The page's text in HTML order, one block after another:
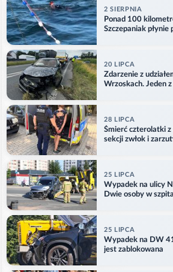
2 SIERPNIA
Ponad 100
Szczepaniak płynie
20 LIPCA
Zdarzenie z
Wrzoskach. Jeden
28 LIPCA
Śmierć czterolatki z
sekcji zwłok i
25 LIPCA
Wypadek na ulicy
Dwie osoby w
25 LIPCA
Wypadek na DW
jest zablokowana